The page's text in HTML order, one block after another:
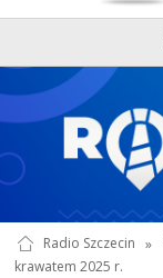
Radio Szczecin »
krawatem 2025 r.